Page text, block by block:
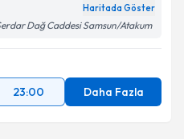
Haritada Göster
Dağ Caddesi Samsun/Atakum
23:00 Daha Fazla